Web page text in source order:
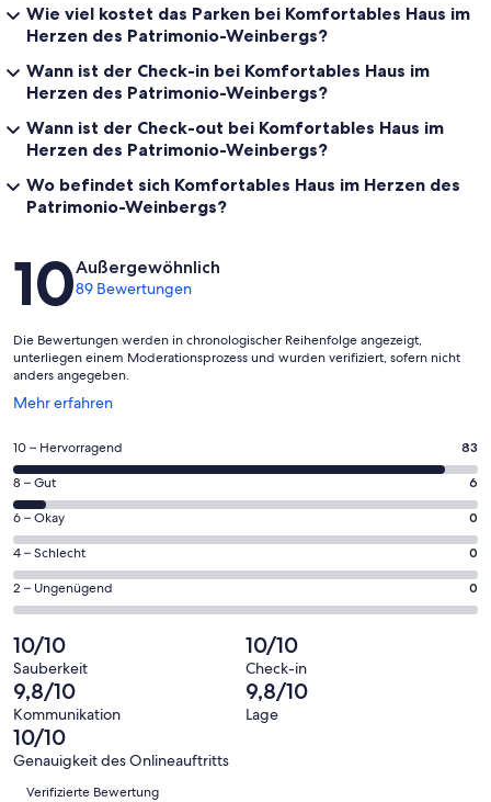
Wie viel kostet das Parken bei Komfortables Haus im
Herzen des Patrimonio-Weinbergs?
Wann ist der Check-in bei Komfortables Haus im
Herzen des Patrimonio-Weinbergs?
Wann ist der Check-out bei Komfortables Haus im
Herzen des Patrimonio-Weinbergs?
Wo befindet sich Komfortables Haus im Herzen des
Patrimonio-Weinbergs?
Bewertungen
10Außergewöhnlich
89 Bewertungen
Die Bewertungen werden in chronologischer Reihenfolge angezeigt,
unterliegen einem Moderationsprozess und wurden verifiziert, sofern nicht
anders angegeben.
Mehr erfahren
Wird
einem
neuen
Fenster
geöffnet
83
von
insgesamt
89
Gästebewertungen
haben
eine
Bewertung
von
10
-
Hervorragend
10 – Hervorragend 83
6
von
insgesamt
89
Gästebewertungen
haben
eine
Bewertung
von
8
-
Gut
8 – Gut 6
0
von
insgesamt
89
Gästebewertungen
haben
eine
Bewertung
von
6
-
Okay
6 – Okay 0
0
von
insgesamt
Gästebewertungen
haben
eine
Bewertung
von
4
4 – Schlecht 0
0
von
insgesamt
89
Gästebewertungen
haben
eine
Bewertung
von
2 – Ungenügend 0
10/10
Sauberkeit
10/10
Check-in
9,8/10
Kommunikation
9,8/10
Lage
10/10
Genauigkeit des Onlineauftritts
Bewertungen
Verifizierte Bewertung